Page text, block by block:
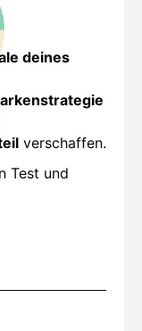
deines
verschaffen.
Test und